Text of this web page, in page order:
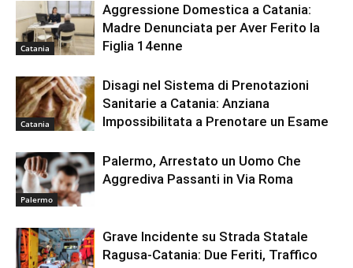
Catania
Aggressione Domestica a Catania:
Madre Denunciata per Aver Ferito la
Figlia 14enne
Catania
Disagi nel Sistema di Prenotazioni
Sanitarie a Catania: Anziana
Impossibilitata a Prenotare un Esame
Palermo
Palermo, Arrestato un Uomo Che
Aggrediva Passanti in Via Roma
Grave Incidente su Strada Statale
Ragusa-Catania: Due Feriti, Traffico